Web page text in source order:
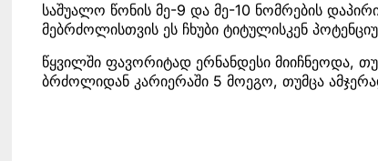
საშუალო წონის მე-9 და მე-10 ნომრების
მებრძოლისთვის ეს ჩხუბი ტიტულისკენ
წყვილში ფავორიტად ერნანდესი მიიჩნეოდა,
ბრძოლიდან კარიერაში 5 მოეგო, თუმცა